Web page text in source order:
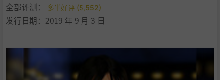
全部评测： 多半好评 (5,552)
发行日期：2019 年 9 月 3 日